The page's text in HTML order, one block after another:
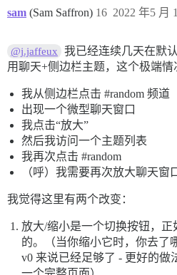
sam (Sam Saffron) 2022 年5 月
16
@j.jaffeux
我已经连续几天在默
用聊天+侧边栏主题，这个极端情
我从侧边栏点击 #random 频道
出现一个微型聊天窗口
我点击“放大”
然后我访问一个主题列表
我再次点击 #random
（呼）我需要再次放大聊天窗
我觉得这里有两个改变：
放大/缩小是一个切换按钮，正
的。（当你缩小它时，你去了
v0 来说已经足够了 - 更好的做